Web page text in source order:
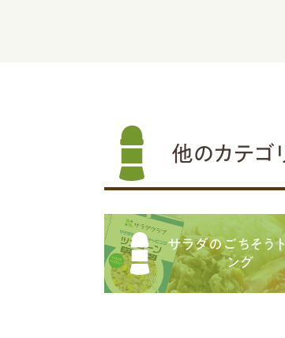
他のカテゴ
サラダのごちそう
ング